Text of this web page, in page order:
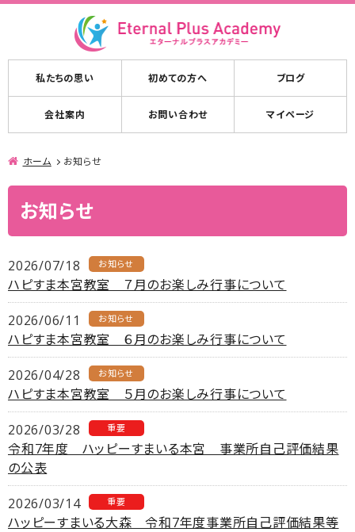
私たちの思い 初めての方へ ブログ
会社案内 お問い合わせ マイページ
ホーム お知らせ
お知らせ
2026/07/18 お知らせ
ハピすま本宮教室 ７月のお楽しみ行事について
2026/06/11 お知らせ
ハピすま本宮教室 ６月のお楽しみ行事について
2026/04/28 お知らせ
ハピすま本宮教室 ５月のお楽しみ行事について
2026/03/28 重要
令和7年度 ハッピーすまいる本宮 事業所自己評価結果
の公表
2026/03/14 重要
ハッピーすまいる大森 令和7年度事業所自己評価結果等